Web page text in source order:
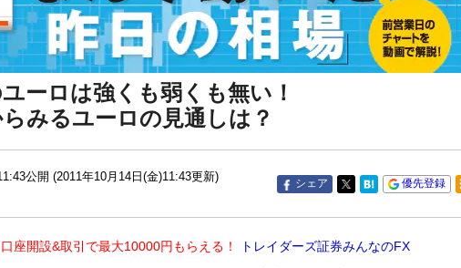
ーロは強くも弱くも無い！
みるユーロの見通しは？
公開 (2011年10月14日(金)11:43更新)
シェア 優先登録
座開設&取引で最大10000円もらえる！ トレイダーズ証券みんなのFX